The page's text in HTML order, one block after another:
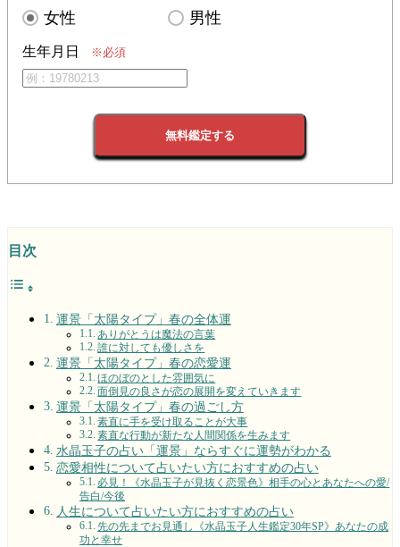
女性 男性
生年月日 ※必須
無料鑑定する
目次
運景「太陽タイプ」春の全体運
ありがとうは魔法の言葉
誰に対しても優しさを
運景「太陽タイプ」春の恋愛運
ほのぼのとした雰囲気に
面倒見の良さが恋の展開を変えていきます
運景「太陽タイプ」春の過ごし方
素直に手を受け取ることが大事
素直な行動が新たな人間関係を生みます
水晶玉子の占い「運景」ならすぐに運勢がわかる
恋愛相性について占いたい方におすすめの占い
必見！《水晶玉子が見抜く恋景色》相手の心とあなたへの愛/
告白/今後
人生について占いたい方におすすめの占い
先の先までお見通し《水晶玉子人生鑑定30年SP》あなたの成
功と幸せ